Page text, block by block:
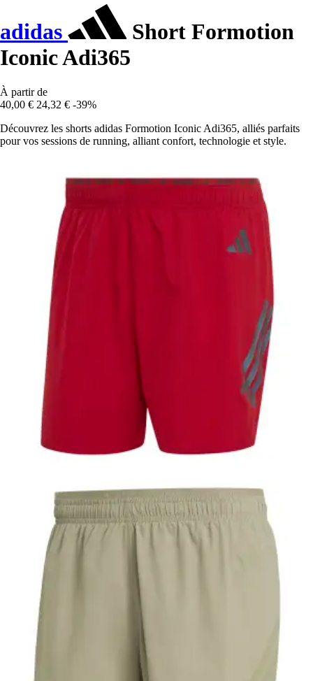
adidas
Short Formotion
Iconic Adi365
À partir de
40,00 € 24,32 € -39%
Découvrez les shorts adidas Formotion Iconic Adi365, alliés parfaits
pour vos sessions de running, alliant confort, technologie et style.